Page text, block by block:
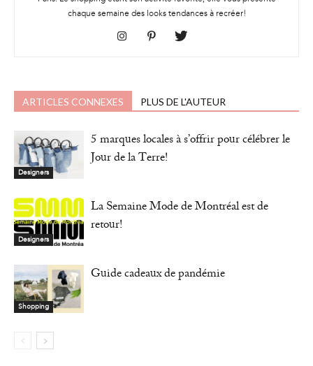
chaque semaine des looks tendances à recréer!
ARTICLES CONNEXES PLUS DE L'AUTEUR
Designers
5 marques locales à s’offrir pour célébrer le
Jour de la Terre!
Designers
La Semaine Mode de Montréal est de
retour!
Shopping
Guide cadeaux de pandémie